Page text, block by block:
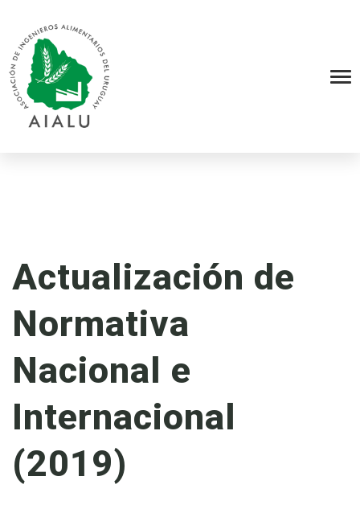
Actualización de
Normativa
Nacional e
Internacional
(2019)